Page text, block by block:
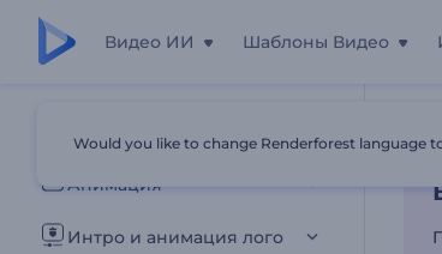
Видео ИИ Шаблоны Видео
Все шаблоны
Анимация
Интро и анимация лого
Would you like to change Renderforest language